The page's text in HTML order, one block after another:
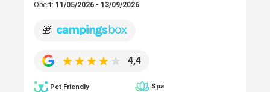
Obert: 11/05/2026 - 13/09/2026
🎁
4,4
Pet Friendly
Spa